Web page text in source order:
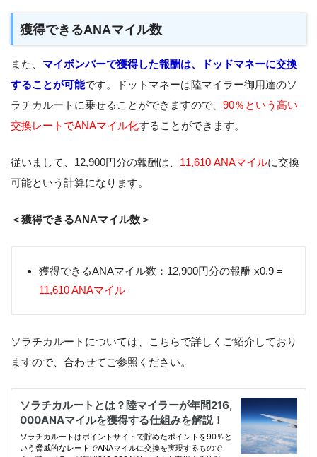
獲得できるANAマイル数
また、 マイボンバーで獲得した報酬は、ドッドマネーに交換
することが可能です。ドットマネーは陸マイラー御用達のソ
ラチカルートに乗せることができますので、 90％という高い
交換レートでANAマイル化することができます。
従いまして、12,900円分の報酬は、 11,610 ANAマイルに交換
可能という計算になります。
＜獲得できるANAマイル数＞
獲得できるANAマイル数：12,900円分の報酬 x0.9 =
11,610 ANAマイル
ソラチカルートについては、こちらで詳しくご紹介しており
ますので、合わせてご参照ください。